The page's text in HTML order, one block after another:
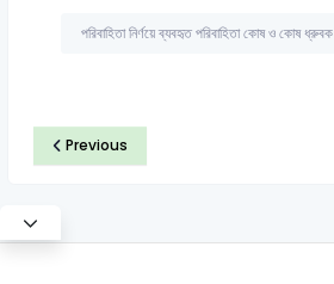
পরিবাহিতা নির্ণয়ে ব্যবহৃত পরিবাহিতা কোষ ও কোষ ধ্রুবক
Previous